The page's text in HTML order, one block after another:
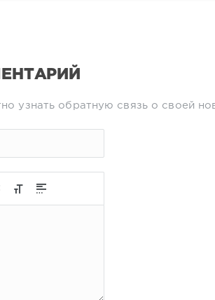
узнать обратную связь о своей